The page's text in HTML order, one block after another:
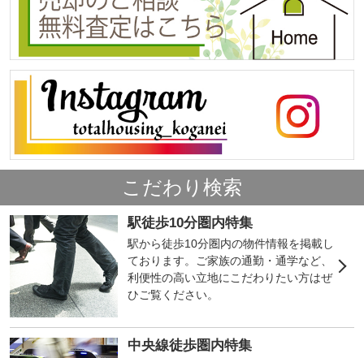
こだわり検索
駅徒歩10分圏内特集
駅から徒歩10分圏内の物件情報を掲載し
ております。ご家族の通勤・通学など、
利便性の高い立地にこだわりたい方はぜ
ひご覧ください。
中央線徒歩圏内特集